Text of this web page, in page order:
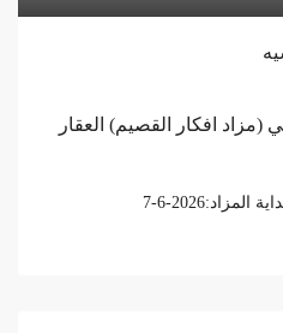
(مزاد افكار القصيم) العقار
المزاد:7-6-2026